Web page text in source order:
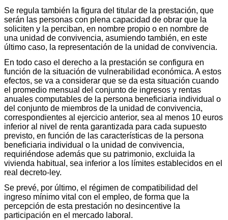
Se regula también la figura del titular de la prestación, que
serán las personas con plena capacidad de obrar que la
soliciten y la perciban, en nombre propio o en nombre de
una unidad de convivencia, asumiendo también, en este
último caso, la representación de la unidad de convivencia.
En todo caso el derecho a la prestación se configura en
función de la situación de vulnerabilidad económica. A estos
efectos, se va a considerar que se da esta situación cuando
el promedio mensual del conjunto de ingresos y rentas
anuales computables de la persona beneficiaria individual o
del conjunto de miembros de la unidad de convivencia,
correspondientes al ejercicio anterior, sea al menos 10 euros
inferior al nivel de renta garantizada para cada supuesto
previsto, en función de las características de la persona
beneficiaria individual o la unidad de convivencia,
requiriéndose además que su patrimonio, excluida la
vivienda habitual, sea inferior a los límites establecidos en el
real decreto-ley.
Se prevé, por último, el régimen de compatibilidad del
ingreso mínimo vital con el empleo, de forma que la
percepción de esta prestación no desincentive la
participación en el mercado laboral.